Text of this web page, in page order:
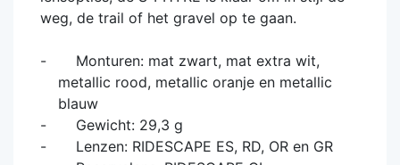
weg, de trail of het gravel op te gaan.
Monturen: mat zwart, mat extra wit,
metallic rood, metallic oranje en metallic
blauw
Gewicht: 29,3 g
Lenzen: RIDESCAPE ES, RD, OR en GR